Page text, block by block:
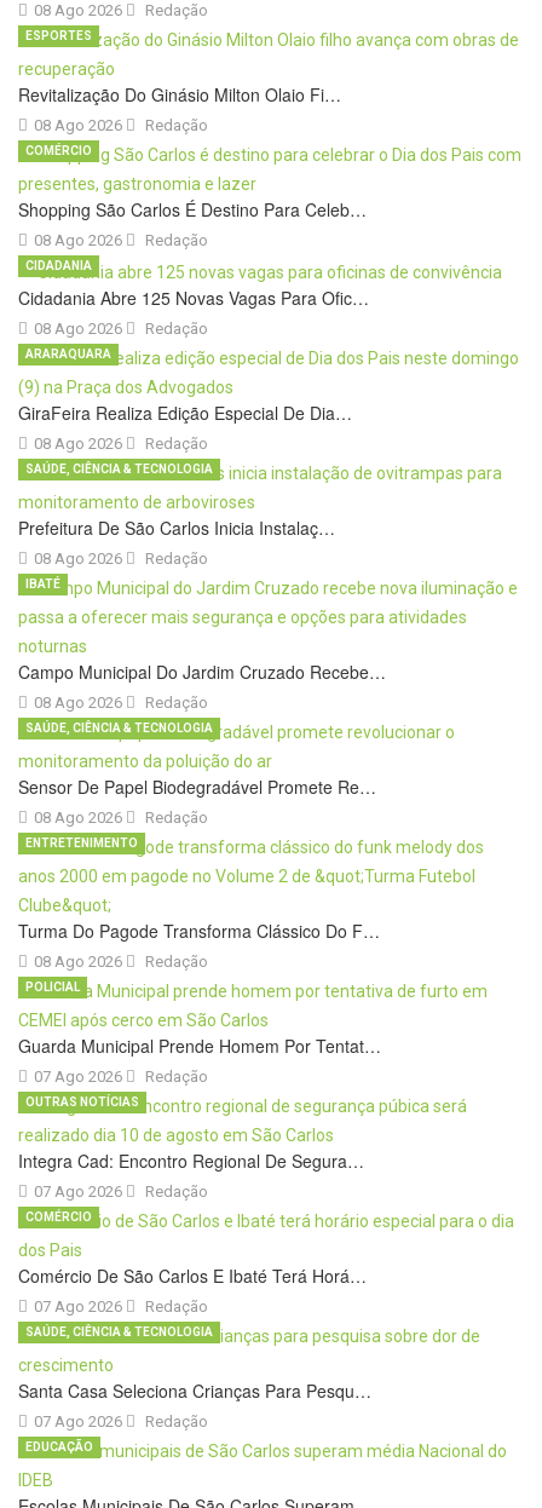
08 Ago 2026 Redação
Revitalização Do Ginásio Milton Olaio Fi…
08 Ago 2026
ESPORTES
Redação
Shopping São Carlos É Destino Para Celeb…
08 Ago 2026
COMÉRCIO
Redação
Cidadania Abre 125 Novas Vagas Para Ofic…
08 Ago 2026
CIDADANIA
Redação
GiraFeira Realiza Edição Especial De Dia…
08 Ago 2026
ARARAQUARA
Redação
Prefeitura De São Carlos Inicia Instalaç…
08 Ago 2026
SAÚDE, CIÊNCIA & TECNOLOGIA
Redação
Campo Municipal Do Jardim Cruzado Recebe…
08 Ago 2026
IBATÉ
Redação
Sensor De Papel Biodegradável Promete Re…
08 Ago 2026
SAÚDE, CIÊNCIA & TECNOLOGIA
Redação
Turma Do Pagode Transforma Clássico Do F…
08 Ago 2026
ENTRETENIMENTO
Redação
Guarda Municipal Prende Homem Por Tentat…
07 Ago 2026
POLICIAL
Redação
Integra Cad: Encontro Regional De Segura…
07 Ago 2026
OUTRAS NOTÍCIAS
Redação
Comércio De São Carlos E Ibaté Terá Horá…
07 Ago 2026
COMÉRCIO
Redação
Santa Casa Seleciona Crianças Para Pesqu…
07 Ago 2026
SAÚDE, CIÊNCIA & TECNOLOGIA
Redação
EDUCAÇÃO